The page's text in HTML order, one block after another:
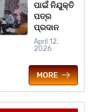
ପାଇଁ ନିଯୁକ୍ତି
ପତ୍ର
ପ୍ରଦାନ
April 12,
2026
MORE